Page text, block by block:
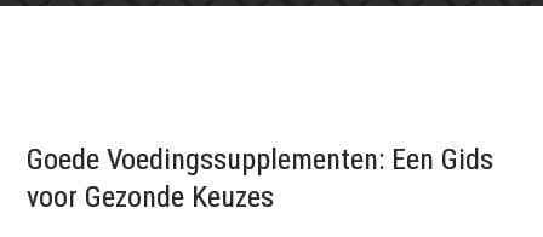
Goede Voedingssupplementen: Een Gids
voor Gezonde Keuzes